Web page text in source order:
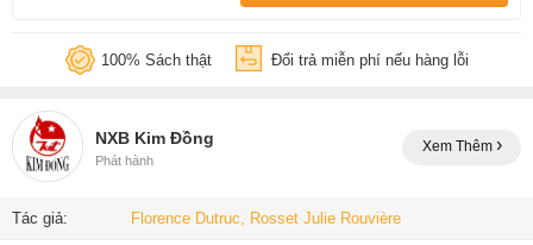
100% Sách thật Đổi trả miễn phí nếu hàng lỗi
NXB Kim Đồng
Phát hành
Xem Thêm
Tác giả: Florence Dutruc, Rosset Julie Rouvière